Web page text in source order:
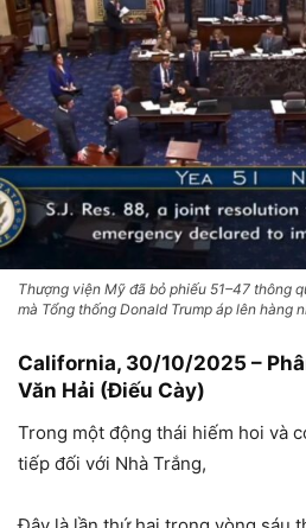
Thượng viện Mỹ đã bỏ phiếu 51–47 thông
mà Tổng thống Donald Trump áp lên hàng
California, 30/10/2025 –
Văn Hải (Điếu Cày)
Trong một động thái hiếm hoi và
tiếp đối với Nhà Trắng,